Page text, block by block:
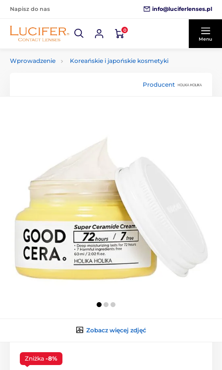
Napisz do nas info@luciferlenses.pl
0
Menu
Wprowadzenie Koreańskie i japońskie kosmetyki
Producent
Zobacz więcej zdjęć
Zniżka -8%